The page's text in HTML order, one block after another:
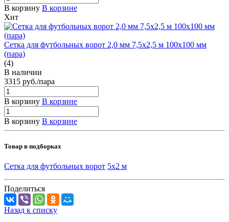
В корзину В корзине
Хит
Сетка для футбольных ворот 2,0 мм 7,5х2,5 м 100х100 мм
(пара)
(4)
В наличии
3315 руб./пара
В корзину В корзине
В корзину В корзине
Товар в подборках
Сетка для футбольных ворот 5х2 м
Поделиться
Назад к списку